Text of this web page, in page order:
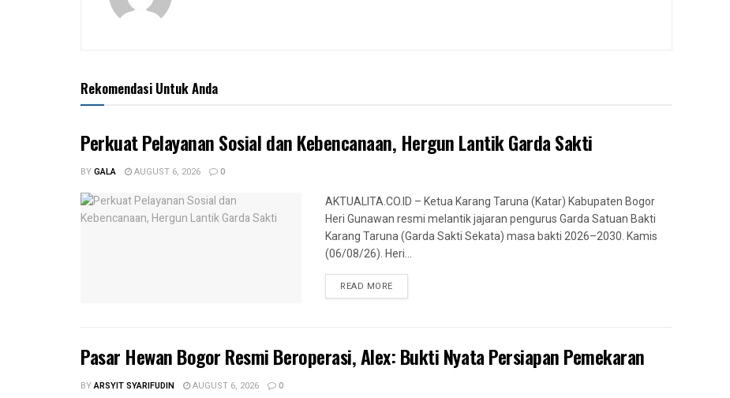
Rekomendasi Untuk Anda
Perkuat Pelayanan Sosial dan Kebencanaan, Hergun Lantik Garda Sakti
BYGALA AUGUST 6, 2026 0
AKTUALITA.CO.ID – Ketua Karang Taruna (Katar) Kabupaten Bogor
Heri Gunawan resmi melantik jajaran pengurus Garda Satuan Bakti
Karang Taruna (Garda Sakti Sekata) masa bakti 2026–2030. Kamis
(06/08/26). Heri...
READ MORE
Pasar Hewan Bogor Resmi Beroperasi, Alex: Bukti Nyata Persiapan Pemekaran
BYARSYIT SYARIFUDIN AUGUST 6, 2026 0